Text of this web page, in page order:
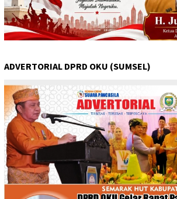
ADVERTORIAL DPRD OKU (SUMSEL)